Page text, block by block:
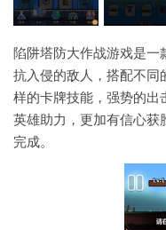
陷阱塔防大作战游戏是
抗入侵的敌人，搭配不同
样的卡牌技能，强势的出
英雄助力，更加有信心获
完成。